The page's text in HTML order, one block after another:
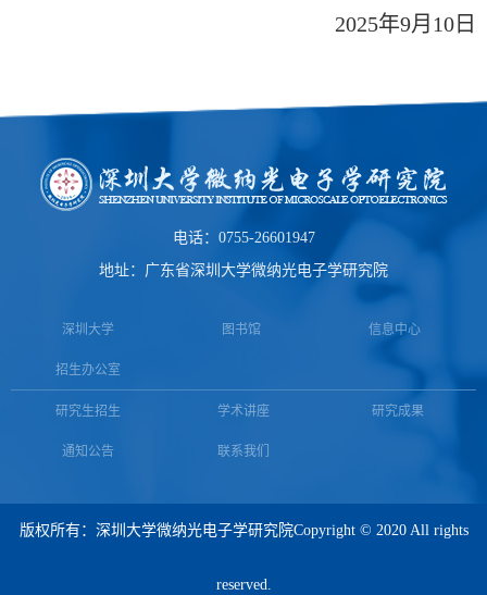
2025年9月10日
电话：0755-26601947
地址：广东省深圳大学微纳光电子学研究院
深圳大学 图书馆 信息中心
招生办公室
研究生招生 学术讲座 研究成果
通知公告 联系我们
版权所有： 深圳大学微纳光电子学研究院Copyright © 2020 All rights
reserved.